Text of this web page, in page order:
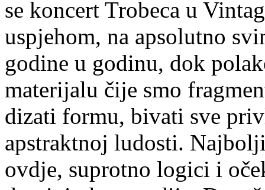
se koncert Trobeca u
uspjehom, na apsolutno
godine u godinu, dok
materijalu čije smo
dizati formu, bivati sve
apstraktnoj ludosti.
ovdje, suprotno logici i